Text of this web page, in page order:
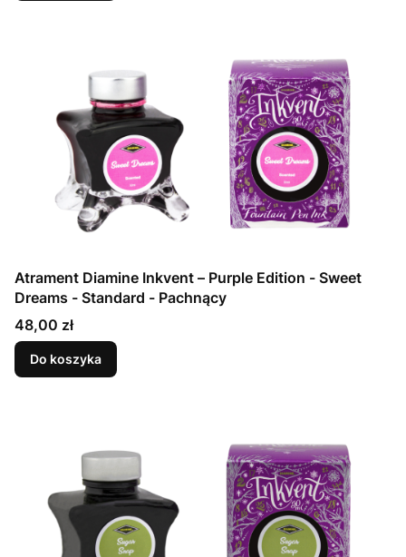
Atrament Diamine Inkvent – Purple Edition - Sweet
Dreams - Standard - Pachnący
Cena
48,00 zł
Do koszyka